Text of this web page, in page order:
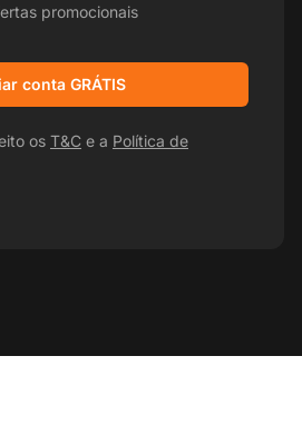
promocionais
conta GRÁTIS
os T&C e a Política de